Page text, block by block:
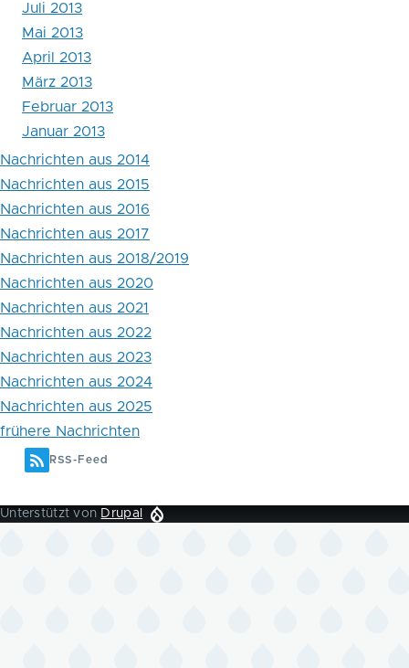
Juli 2013
Mai 2013
April 2013
März 2013
Februar 2013
Januar 2013
Nachrichten aus 2014
Nachrichten aus 2015
Nachrichten aus 2016
Nachrichten aus 2017
Nachrichten aus 2018/2019
Nachrichten aus 2020
Nachrichten aus 2021
Nachrichten aus 2022
Nachrichten aus 2023
Nachrichten aus 2024
Nachrichten aus 2025
frühere Nachrichten
RSS-Feed
Unterstützt von Drupal